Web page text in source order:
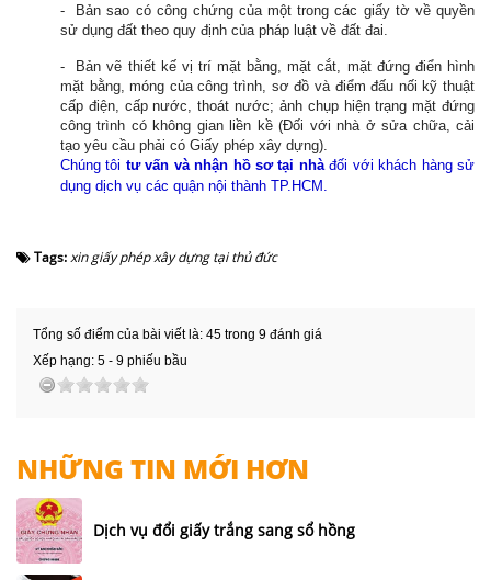
- Bản sao có công chứng của một trong các giấy tờ về quyền
sử dụng đất theo quy định của pháp luật về đất đai.
- Bản vẽ thiết kế vị trí mặt bằng, mặt cắt, mặt đứng điển hình
mặt bằng, móng của công trình, sơ đồ và điểm đấu nối kỹ thuật
cấp điện, cấp nước, thoát nước; ảnh chụp hiện trạng mặt đứng
công trình có không gian liền kề (Đối với nhà ở sửa chữa, cải
tạo yêu cầu phải có Giấy phép xây dựng).
Chúng tôi tư vấn và nhận hồ sơ tại nhàđối với khách hàng sử
dụng dịch vụ các quận nội thành TP.HCM.
Tags:xin giấy phép xây dựng tại thủ đức
Tổng số điểm của bài viết là: 45 trong 9 đánh giá
Xếp hạng: 5 - 9 phiếu bầu
NHỮNG TIN MỚI HƠN
Dịch vụ đổi giấy trắng sang sổ hồng